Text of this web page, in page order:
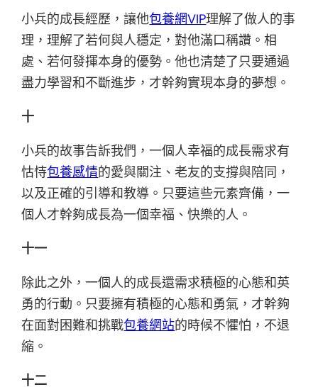
小兵的成長經歷，讓他包養網VIP理解了做人的事
理，理解了若何與人穩定，對他滿口稱讚。相
處、若何發揮本身的優勢。他也清楚了只要通過
盡力學習和不斷進步，才幹夠實現本身的夢想。
十
小兵的故事告訴我們，一個人幸福的成長需求有
怙恃包養感情的愛與關注、老友的支撐與陪同，
以及正確的引導和教導。只要這些元素齊備，一
個人才幹夠成長為一個幸福、快樂的人。
十一
除此之外，一個人的成長還需求積極的心態和英
勇的行動。只要擁有積極的心態和勇氣，才幹夠
在面對困難和挑戰包養網站的時候不懼怕，不退
縮。
十二